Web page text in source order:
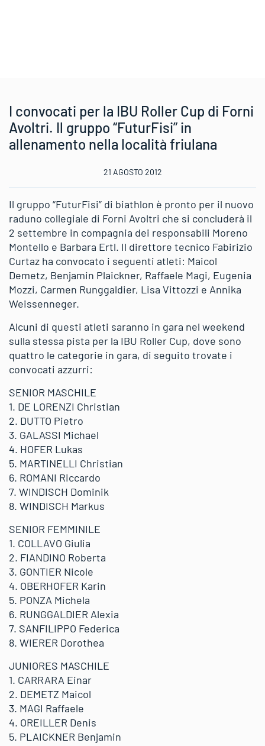
I convocati per la IBU Roller Cup di Forni
Avoltri. Il gruppo “FuturFisi” in
allenamento nella località friulana
21 AGOSTO 2012
Il gruppo “FuturFisi” di biathlon è pronto per il nuovo
raduno collegiale di Forni Avoltri che si concluderà il
2 settembre in compagnia dei responsabili Moreno
Montello e Barbara Ertl. Il direttore tecnico Fabirizio
Curtaz ha convocato i seguenti atleti: Maicol
Demetz, Benjamin Plaickner, Raffaele Magi, Eugenia
Mozzi, Carmen Runggaldier, Lisa Vittozzi e Annika
Weissenneger.
Alcuni di questi atleti saranno in gara nel weekend
sulla stessa pista per la IBU Roller Cup, dove sono
quattro le categorie in gara, di seguito trovate i
convocati azzurri:
SENIOR MASCHILE
1. DE LORENZI Christian
2. DUTTO Pietro
3. GALASSI Michael
4. HOFER Lukas
5. MARTINELLI Christian
6. ROMANI Riccardo
7. WINDISCH Dominik
8. WINDISCH Markus
SENIOR FEMMINILE
1. COLLAVO Giulia
2. FIANDINO Roberta
3. GONTIER Nicole
4. OBERHOFER Karin
5. PONZA Michela
6. RUNGGALDIER Alexia
7. SANFILIPPO Federica
8. WIERER Dorothea
JUNIORES MASCHILE
1. CARRARA Einar
2. DEMETZ Maicol
3. MAGI Raffaele
4. OREILLER Denis
5. PLAICKNER Benjamin